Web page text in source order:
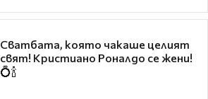
Сватбата, която чакаше целият
свят! Кристиано Роналдо се жени!
💍🍾